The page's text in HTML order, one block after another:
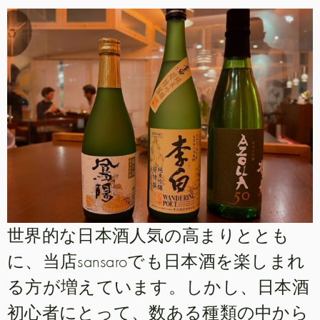
世界的な日本酒人気の高まりととも
に、当店sansaroでも日本酒を楽しまれ
る方が増えています。しかし、日本酒
初心者にとって、数ある種類の中から